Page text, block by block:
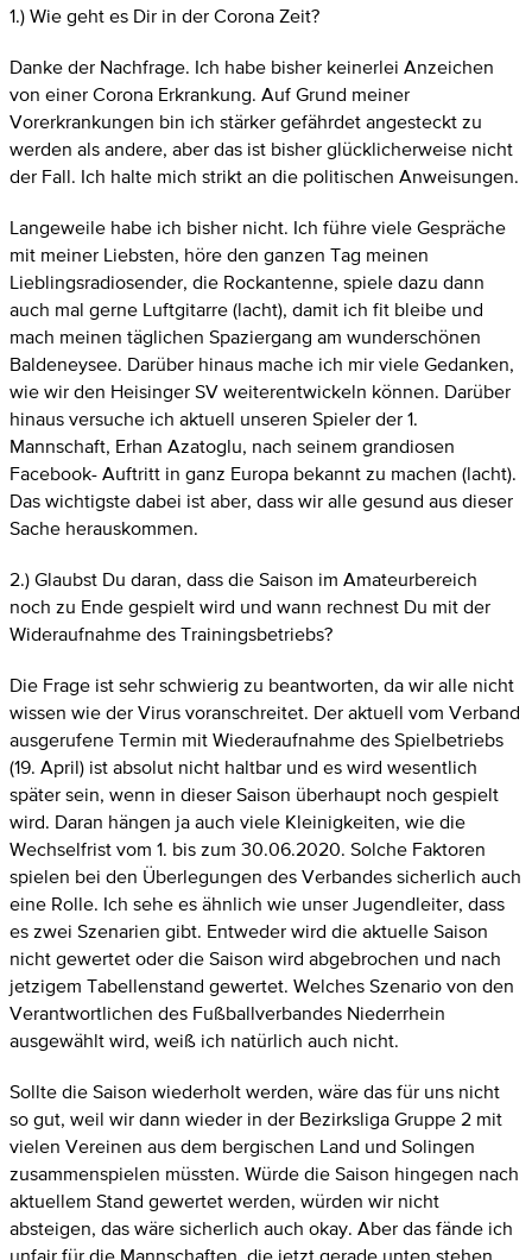
1.) Wie geht es Dir in der Corona Zeit?
Danke der Nachfrage. Ich habe bisher keinerlei Anzeichen
von einer Corona Erkrankung. Auf Grund meiner
Vorerkrankungen bin ich stärker gefährdet angesteckt zu
werden als andere, aber das ist bisher glücklicherweise nicht
der Fall. Ich halte mich strikt an die politischen Anweisungen.
Langeweile habe ich bisher nicht. Ich führe viele Gespräche
mit meiner Liebsten, höre den ganzen Tag meinen
Lieblingsradiosender, die Rockantenne, spiele dazu dann
auch mal gerne Luftgitarre (lacht), damit ich fit bleibe und
mach meinen täglichen Spaziergang am wunderschönen
Baldeneysee. Darüber hinaus mache ich mir viele Gedanken,
wie wir den Heisinger SV weiterentwickeln können. Darüber
hinaus versuche ich aktuell unseren Spieler der 1.
Mannschaft, Erhan Azatoglu, nach seinem grandiosen
Facebook- Auftritt in ganz Europa bekannt zu machen (lacht).
Das wichtigste dabei ist aber, dass wir alle gesund aus dieser
Sache herauskommen.
2.) Glaubst Du daran, dass die Saison im Amateurbereich
noch zu Ende gespielt wird und wann rechnest Du mit der
Wideraufnahme des Trainingsbetriebs?
Die Frage ist sehr schwierig zu beantworten, da wir alle nicht
wissen wie der Virus voranschreitet. Der aktuell vom Verband
ausgerufene Termin mit Wiederaufnahme des Spielbetriebs
(19. April) ist absolut nicht haltbar und es wird wesentlich
später sein, wenn in dieser Saison überhaupt noch gespielt
wird. Daran hängen ja auch viele Kleinigkeiten, wie die
Wechselfrist vom 1. bis zum 30.06.2020. Solche Faktoren
spielen bei den Überlegungen des Verbandes sicherlich auch
eine Rolle. Ich sehe es ähnlich wie unser Jugendleiter, dass
es zwei Szenarien gibt. Entweder wird die aktuelle Saison
nicht gewertet oder die Saison wird abgebrochen und nach
jetzigem Tabellenstand gewertet. Welches Szenario von den
Verantwortlichen des Fußballverbandes Niederrhein
ausgewählt wird, weiß ich natürlich auch nicht.
Sollte die Saison wiederholt werden, wäre das für uns nicht
so gut, weil wir dann wieder in der Bezirksliga Gruppe 2 mit
vielen Vereinen aus dem bergischen Land und Solingen
zusammenspielen müssten. Würde die Saison hingegen nach
aktuellem Stand gewertet werden, würden wir nicht
absteigen, das wäre sicherlich auch okay. Aber das fände ich